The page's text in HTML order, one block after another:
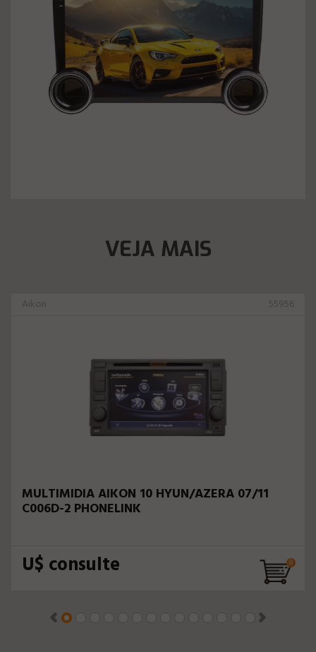
VEJA MAIS
Aikon 55956
MULTIMIDIA AIKON 10 HYUN/AZERA 07/11
C006D-2 PHONELINK
U$ consulte